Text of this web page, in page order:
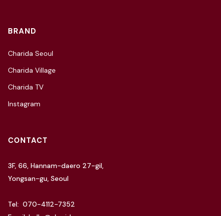
BRAND
Charida Seoul
Charida Village
Charida TV
Instagram
CONTACT
3F, 66, Hannam-daero 27-gil,
Yongsan-gu, Seoul
Tel: 070-4112-7352